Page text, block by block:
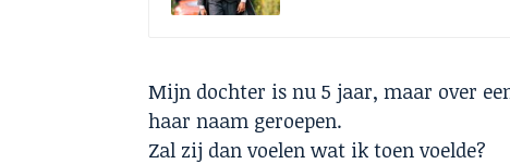
Mijn dochter is nu 5 jaar, maar over
haar naam geroepen.
Zal zij dan voelen wat ik toen voelde?